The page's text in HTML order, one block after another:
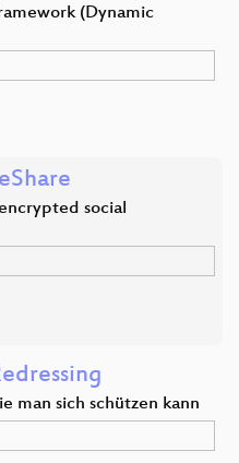
(Dynamic
social
man sich schützen kann